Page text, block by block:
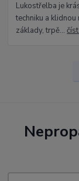
Lukostřelba je
techniku a
základy, trpě...